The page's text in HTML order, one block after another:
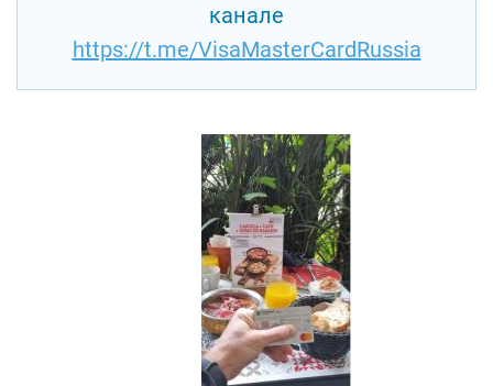
канале
https://t.me/VisaMasterCardRussia